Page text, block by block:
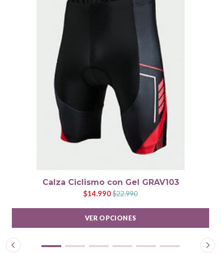
Calza Ciclismo con Gel GRAV103
$14.990$22.990
VER OPCIONES